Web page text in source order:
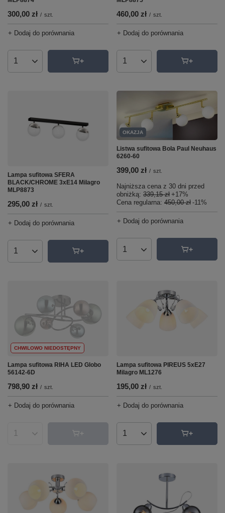
300,00 zł / szt.
+ Dodaj do porównania
Ilość produktów
460,00 zł / szt.
+ Dodaj do porównania
Ilość produktów
Lampa sufitowa SFERA
BLACK/CHROME 3xE14 Milagro
MLP8873
295,00 zł / szt.
+ Dodaj do porównania
Ilość produktów
OKAZJA
Listwa sufitowa Bola Paul Neuhaus
6260-60
399,00 zł / szt.
Najniższa cena z 30 dni przed
obniżką: 339,15 zł +17%
Cena regularna: 450,00 zł -11%
+ Dodaj do porównania
Ilość produktów
CHWILOWO NIEDOSTĘPNY
Lampa sufitowa RIHA LED Globo
56142-6D
798,90 zł / szt.
+ Dodaj do porównania
Ilość produktów
Lampa sufitowa PIREUS 5xE27
Milagro ML1276
195,00 zł / szt.
+ Dodaj do porównania
Ilość produktów